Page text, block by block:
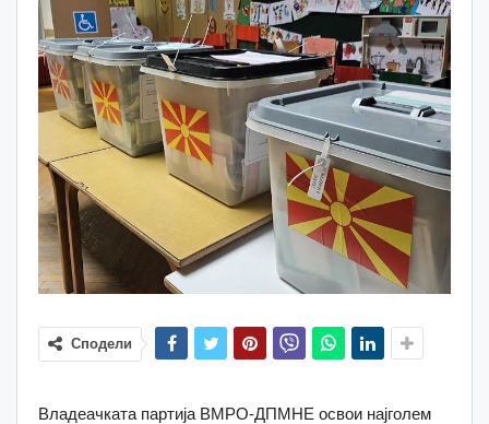
Сподели
Владеачката партија ВМРО-ДПМНЕ освои најголем